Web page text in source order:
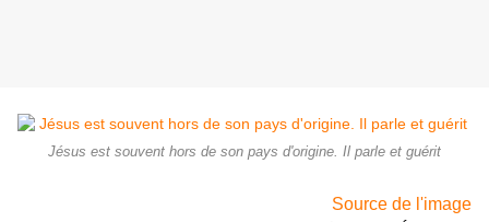
Jésus est souvent hors de son pays d'origine. Il parle et guérit
Source de l'image